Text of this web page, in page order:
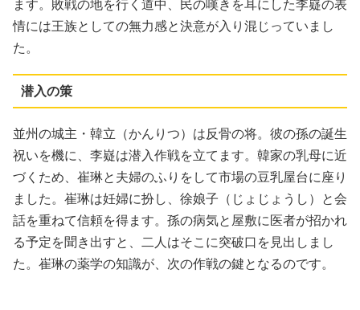
ます。敗戦の地を行く道中、民の嘆きを耳にした李嶷の表
情には王族としての無力感と決意が入り混じっていまし
た。
潜入の策
並州の城主・韓立（かんりつ）は反骨の将。彼の孫の誕生
祝いを機に、李嶷は潜入作戦を立てます。韓家の乳母に近
づくため、崔琳と夫婦のふりをして市場の豆乳屋台に座り
ました。崔琳は妊婦に扮し、徐娘子（じょじょうし）と会
話を重ねて信頼を得ます。孫の病気と屋敷に医者が招かれ
る予定を聞き出すと、二人はそこに突破口を見出しまし
た。崔琳の薬学の知識が、次の作戦の鍵となるのです。